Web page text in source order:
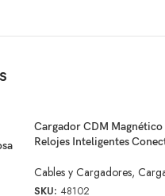
Cargador CDM Magnético
Relojes Inteligentes
Cables y Cargadores,
SKU: 48102